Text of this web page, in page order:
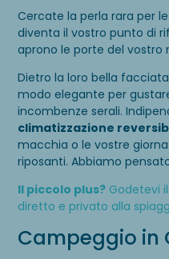
Cercate la perla rara per
diventa il vostro punto di
aprono le porte del vostro
Dietro la loro bella
modo elegante per
incombenze serali.
climatizzazione
macchia o le vostre
riposanti. Abbiamo
Il piccolo plus? Godetevi
diretto e privato alla
Campeggio in